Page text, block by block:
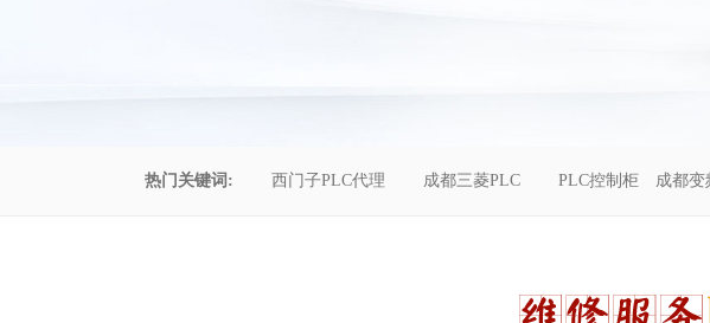
热门关键词: 西门子PLC代理 成都三菱PLC PLC控制柜 成都变